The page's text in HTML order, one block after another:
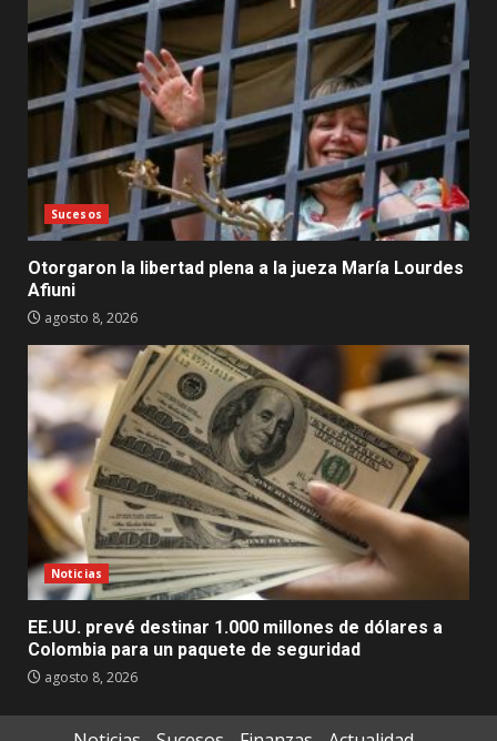
Sucesos
Otorgaron la libertad plena a la jueza María Lourdes
Afiuni
agosto 8, 2026
Noticias
EE.UU. prevé destinar 1.000 millones de dólares a
Colombia para un paquete de seguridad
agosto 8, 2026